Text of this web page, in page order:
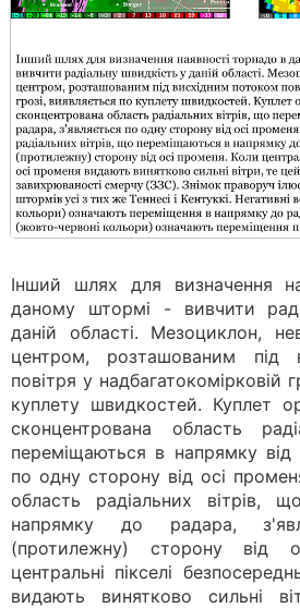
Інший шлях для визначення
даному штормі - вивчити
даній області. Мезоциклон,
центром, розташованим під
повітря у надбагатокомірковій
куплету швидкостей. Куплет
сконцентрована область
переміщаються в напрямку від
по одну сторону від осі
область радіальних вітрів,
напрямку до радара,
(протилежну) сторону від
центральні пікселі
видають винятково сильні